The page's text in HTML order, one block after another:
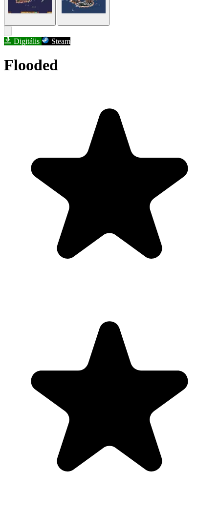
Digitális Steam
Flooded